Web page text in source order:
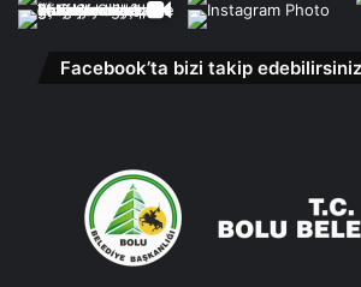
Facebook’ta bizi takip